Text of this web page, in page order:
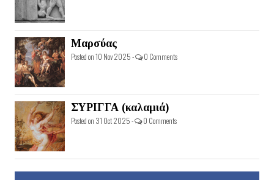
Μαρσύας
Posted on 10 Nov 2025 - 0 Comments
ΣΥΡΙΓΓΑ (καλαμιά)
Posted on 31 Oct 2025 - 0 Comments